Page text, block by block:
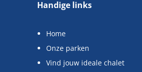
Handige links
Home
Onze parken
Vind jouw ideale chalet